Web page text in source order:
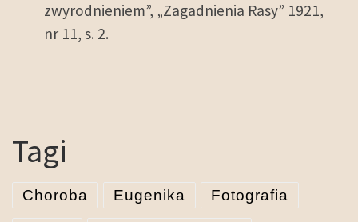
zwyrodnieniem”, „Zagadnienia Rasy” 1921,
nr 11, s. 2.
Tagi
Choroba Eugenika Fotografia